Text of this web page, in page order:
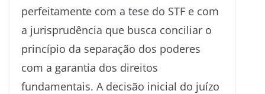
perfeitamente com a tese do STF e com
a jurisprudência que busca conciliar o
princípio da separação dos poderes
com a garantia dos direitos
fundamentais. A decisão inicial do juízo